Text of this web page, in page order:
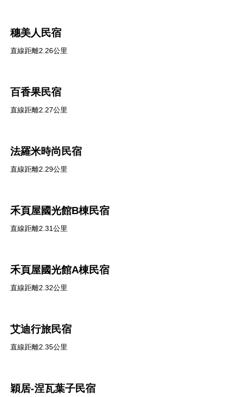
穗美人民宿
直線距離2.26公里
百香果民宿
直線距離2.27公里
法羅米時尚民宿
直線距離2.29公里
禾頁屋國光館B棟民宿
直線距離2.31公里
禾頁屋國光館A棟民宿
直線距離2.32公里
艾迪行旅民宿
直線距離2.35公里
穎居-涅瓦葉子民宿